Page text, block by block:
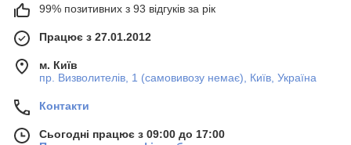
99% позитивних з 93 відгуків за рік
Працює з 27.01.2012
м. Київ
пр. Визволителів, 1 (самовивозу немає), Київ, Україна
Контакти
Сьогодні працює з 09:00 до 17:00